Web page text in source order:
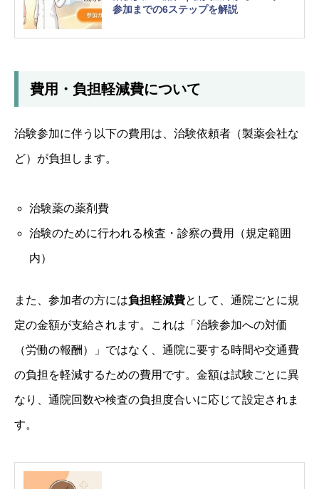
参加までの6ステップを解説
費用・負担軽減費について
治験参加に伴う以下の費用は、治験依頼者（製薬会社な
ど）が負担します。
治験薬の薬剤費
治験のために行われる検査・診察の費用（規定範囲
内）
また、参加者の方には負担軽減費として、通院ごとに規
定の金額が支給されます。これは「治験参加への対価
（労働の報酬）」ではなく、通院に要する時間や交通費
の負担を軽減するための費用です。金額は試験ごとに異
なり、通院回数や検査の負担度合いに応じて設定されま
す。